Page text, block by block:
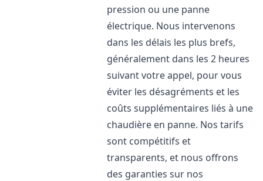
pression ou une panne
électrique. Nous intervenons
dans les délais les plus brefs,
généralement dans les 2 heures
suivant votre appel, pour vous
éviter les désagréments et les
coûts supplémentaires liés à une
chaudière en panne. Nos tarifs
sont compétitifs et
transparents, et nous offrons
des garanties sur nos